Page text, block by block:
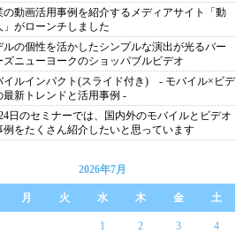
の動画活用事例を紹介するメディアサイト「動
」がローンチしました
ルの個性を活かしたシンプルな演出が光るバー
ズニューヨークのショッパブルビデオ
イルインパクト(スライド付き) - モバイル×ビデ
最新トレンドと活用事例 -
日のセミナーでは、国内外のモバイルとビデオ
例をたくさん紹介したいと思っています
2026年7月
月 火 水 木 金 土
1 2 3 4